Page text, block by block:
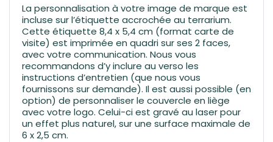
La personnalisation à votre image de marque est
incluse sur l’étiquette accrochée au terrarium.
Cette étiquette 8,4 x 5,4 cm (format carte de
visite) est imprimée en quadri sur ses 2 faces,
avec votre communication. Nous vous
recommandons d’y inclure au verso les
instructions d’entretien (que nous vous
fournissons sur demande). Il est aussi possible (en
option) de personnaliser le couvercle en liège
avec votre logo. Celui-ci est gravé au laser pour
un effet plus naturel, sur une surface maximale de
6 x 2,5 cm.